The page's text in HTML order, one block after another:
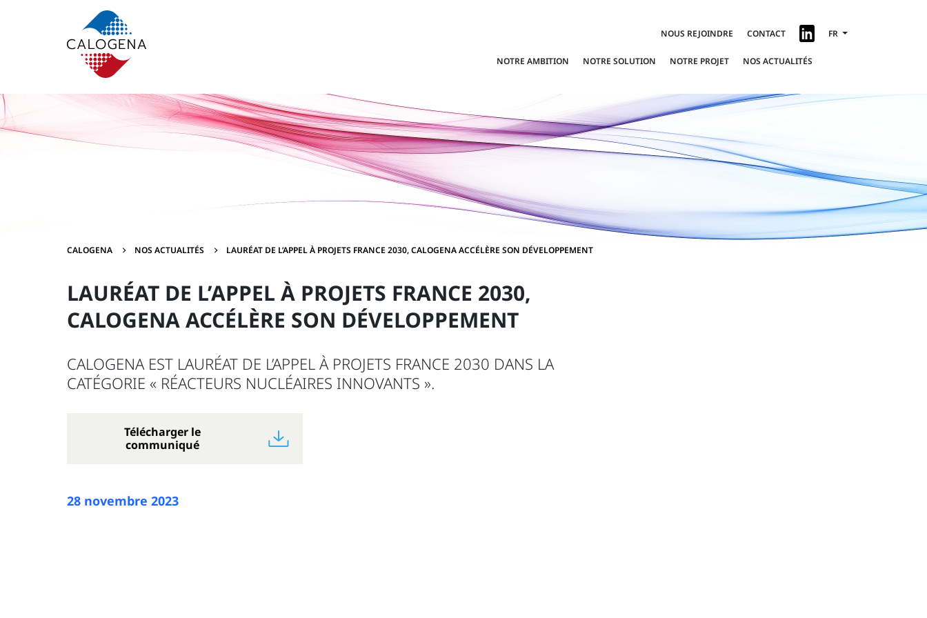
NOUS REJOINDRE CONTACT FR
NOTRE AMBITION NOTRE SOLUTION NOTRE PROJET NOS ACTUALITÉS
CALOGENA NOS ACTUALITÉS LAURÉAT DE L’APPEL À PROJETS FRANCE 2030, CALOGENA ACCÉLÈRE SON DÉVELOPPEMENT
LAURÉAT DE L’APPEL À PROJETS FRANCE 2030,
CALOGENA ACCÉLÈRE SON DÉVELOPPEMENT
CALOGENA EST LAURÉAT DE L’APPEL À PROJETS FRANCE 2030 DANS LA
CATÉGORIE « RÉACTEURS NUCLÉAIRES INNOVANTS ».
Télécharger le
communiqué
28 novembre 2023